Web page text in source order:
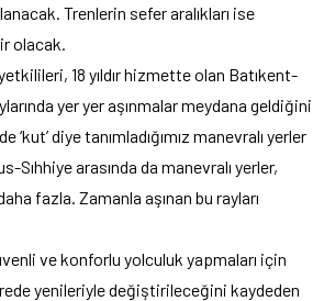
Trenlerin sefer aralıkları ise
olacak.
18 yıldır hizmette olan Batıkent-
yer yer aşınmalar meydana geldiğini
‘kut’ diye tanımladığımız manevralı yerler
Sıhhiye arasında da manevralı yerler,
fazla. Zamanla aşınan bu rayları
ve konforlu yolculuk yapmaları için
yenileriyle değiştirileceğini kaydeden